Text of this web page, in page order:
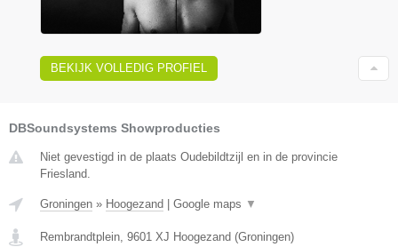
BEKIJK VOLLEDIG PROFIEL
DBSoundsystems Showproducties
Niet gevestigd in de plaats Oudebildtzijl en in de provincie
Friesland.
Groningen » Hoogezand | Google maps ▼
Rembrandtplein 9601 XJ Hoogezand (Groningen)